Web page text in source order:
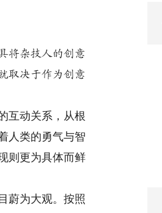
将杂技人的创意
取决于作为创意
互动关系，从根
人类的勇气与智
则更为具体而鲜
蔚为大观。按照